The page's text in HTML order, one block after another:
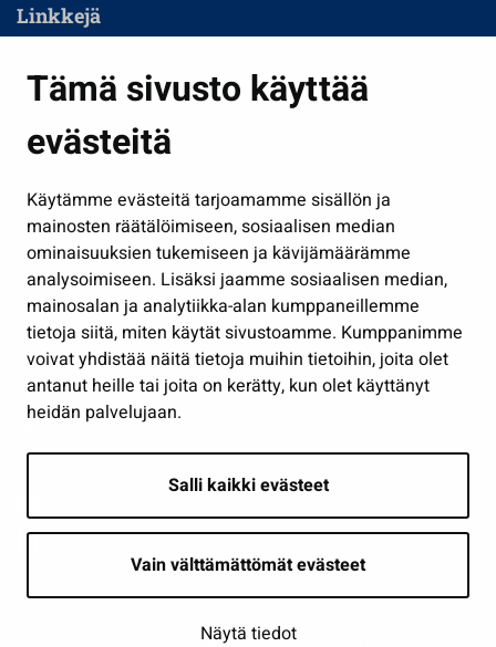
Tämä sivusto käyttää
evästeitä
Käytämme evästeitä tarjoamamme sisällön ja
mainosten räätälöimiseen, sosiaalisen median
ominaisuuksien tukemiseen ja kävijämäärämme
analysoimiseen. Lisäksi jaamme sosiaalisen median,
mainosalan ja analytiikka-alan kumppaneillemme
tietoja siitä, miten käytät sivustoamme. Kumppanimme
voivat yhdistää näitä tietoja muihin tietoihin, joita olet
antanut heille tai joita on kerätty, kun olet käyttänyt
heidän palvelujaan.
Salli kaikki evästeet
Vain välttämättömät evästeet
Näytä tiedot
Linkkejä
Kasvatus ja opetus
Kulttuuri ja liikunta
Työ ja yrittäminen
Osallistu ja asioi
Näytä omat evästeasetukseni
Seuraa meitä